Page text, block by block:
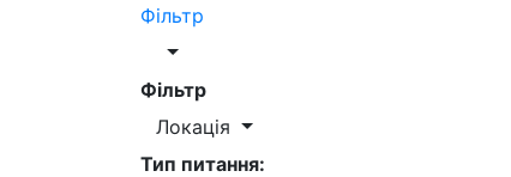
Фільтр
Фільтр
Локація
Тип питання: